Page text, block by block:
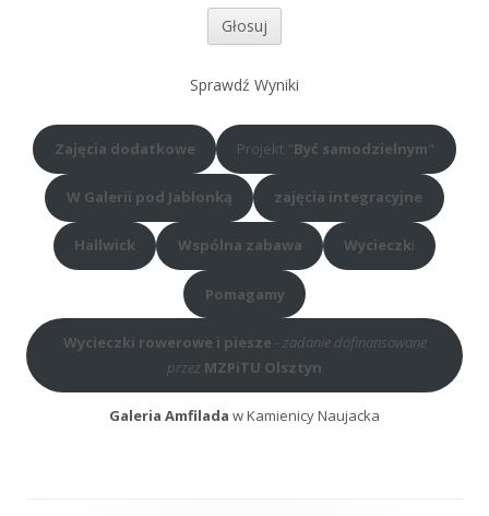
Sprawdź Wyniki
Zajęcia dodatkowe Projekt "Być samodzielnym "
W Galerii pod Jabłonką zajęcia integracyjne
Hallwick Wspólna zabawa Wycieczki
Pomagamy
Wycieczki rowerowe i piesze - zadanie dofinansowane
przez MZPiTU Olsztyn
Galeria Amfilada w Kamienicy Naujacka